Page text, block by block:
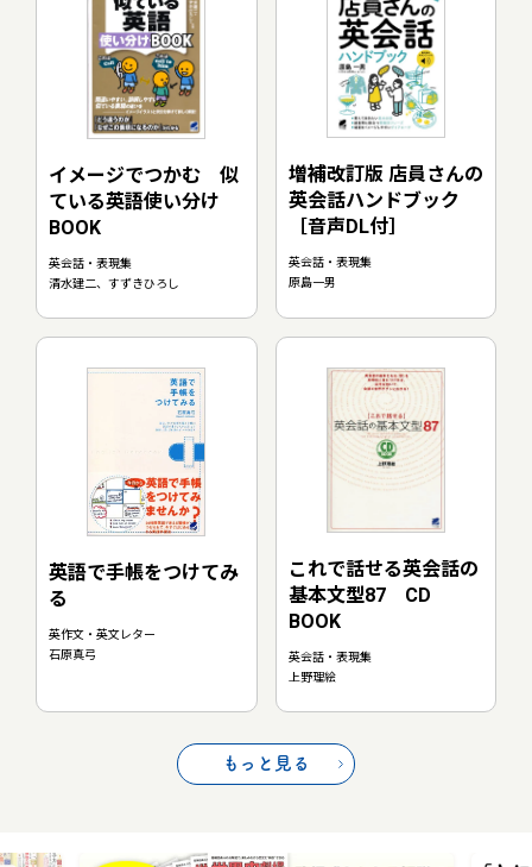
イメージでつかむ 似
ている英語使い分け
BOOK
英会話・表現集
清水建二、すずきひろし
増補改訂版 店員さんの
英会話ハンドブック
［音声DL付］
英会話・表現集
原島一男
英語で手帳をつけてみ
る
英作文・英文レター
石原真弓
これで話せる英会話の
基本文型87 CD
BOOK
英会話・表現集
上野理絵
もっと見る